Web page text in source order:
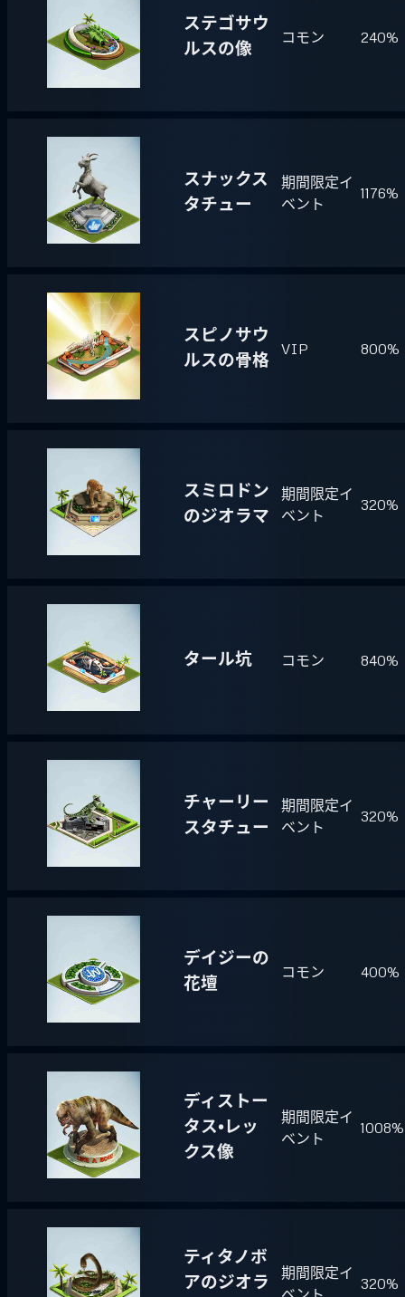
ステゴサウ
ルスの像
コモン 240%
スナックス
タチュー
期間限定イ
ベント
1176%
スピノサウ
ルスの骨格
VIP 800%
スミロドン
のジオラマ
期間限定イ
ベント
320%
タール坑 コモン 840%
チャーリー
スタチュー
期間限定イ
ベント
320%
デイジーの
花壇
コモン 400%
ディストー
タス・レッ
クス像
期間限定イ
ベント
1008%
ティタノボ
アのジオラ
期間限定イ
320%